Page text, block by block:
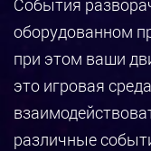
События
оборудованном
при этом ваши
это игровая
различные